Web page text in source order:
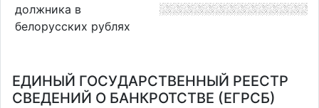
должника в
белорусских рублях
ЕДИНЫЙ ГОСУДАРСТВЕННЫЙ РЕЕСТР
СВЕДЕНИЙ О БАНКРОТСТВЕ (ЕГРСБ)